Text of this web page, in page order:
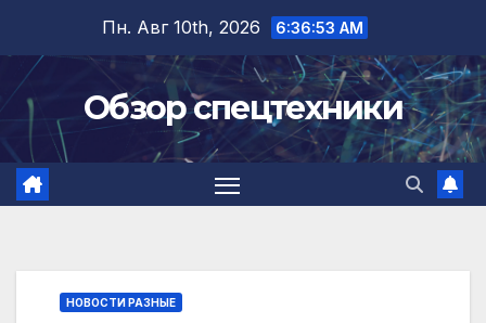
содержимому
Пн. Авг 10th, 2026 6:36:54 AM
Обзор спецтехники
НОВОСТИ РАЗНЫЕ